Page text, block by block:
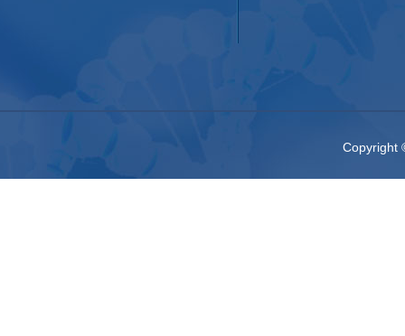
Copyright